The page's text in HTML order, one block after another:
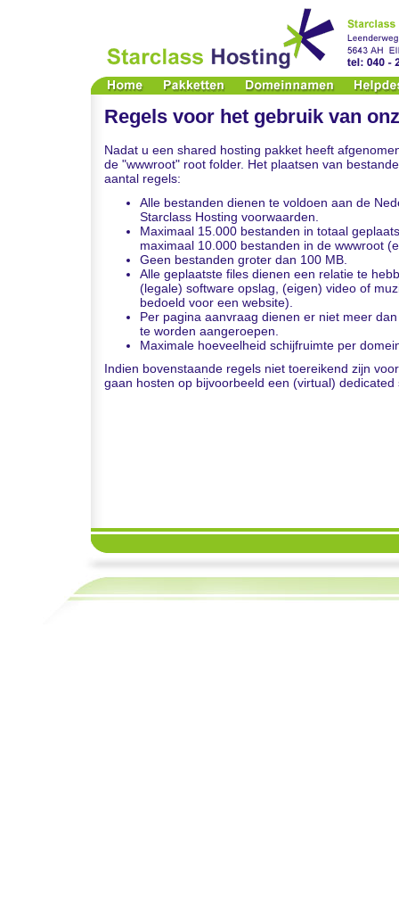
Regels voor het gebruik van
Nadat u een shared hosting pakket heeft
de "wwwroot" root folder. Het plaatsen van
aantal regels:
Alle bestanden dienen te voldoen aan de
Starclass Hosting voorwaarden.
Maximaal 15.000 bestanden in totaal
maximaal 10.000 bestanden in de wwwroot
Geen bestanden groter dan 100 MB.
Alle geplaatste files dienen een relatie te
(legale) software opslag, (eigen) video of
bedoeld voor een website).
Per pagina aanvraag dienen er niet meer
te worden aangeroepen.
Maximale hoeveelheid schijfruimte per
Indien bovenstaande regels niet toereikend zijn
gaan hosten op bijvoorbeeld een (virtual) dedicated